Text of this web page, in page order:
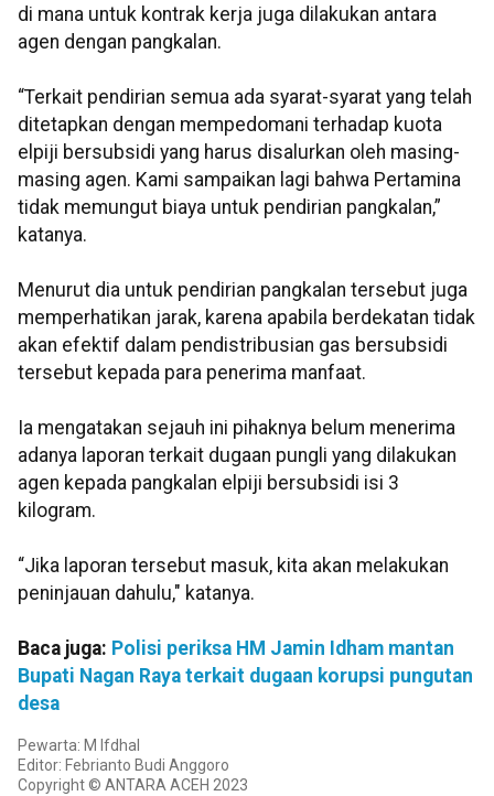
di mana untuk kontrak kerja juga dilakukan antara
agen dengan pangkalan.
“Terkait pendirian semua ada syarat-syarat yang telah
ditetapkan dengan mempedomani terhadap kuota
elpiji bersubsidi yang harus disalurkan oleh masing-
masing agen. Kami sampaikan lagi bahwa Pertamina
tidak memungut biaya untuk pendirian pangkalan,”
katanya.
Menurut dia untuk pendirian pangkalan tersebut juga
memperhatikan jarak, karena apabila berdekatan tidak
akan efektif dalam pendistribusian gas bersubsidi
tersebut kepada para penerima manfaat.
Ia mengatakan sejauh ini pihaknya belum menerima
adanya laporan terkait dugaan pungli yang dilakukan
agen kepada pangkalan elpiji bersubsidi isi 3
kilogram.
“Jika laporan tersebut masuk, kita akan melakukan
peninjauan dahulu," katanya.
Baca juga: Polisi periksa HM Jamin Idham mantan
Bupati Nagan Raya terkait dugaan korupsi pungutan
desa
Pewarta: M Ifdhal
Editor: Febrianto Budi Anggoro
Copyright © ANTARA ACEH 2023